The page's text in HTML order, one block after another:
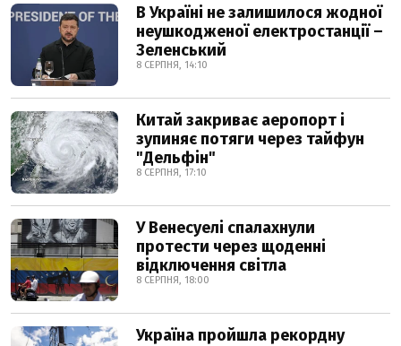
В Україні не залишилося жодної
неушкодженої електростанції –
Зеленський
8 СЕРПНЯ, 14:10
Китай закриває аеропорт і
зупиняє потяги через тайфун
"Дельфін"
8 СЕРПНЯ, 17:10
У Венесуелі спалахнули
протести через щоденні
відключення світла
8 СЕРПНЯ, 18:00
Україна пройшла рекордну